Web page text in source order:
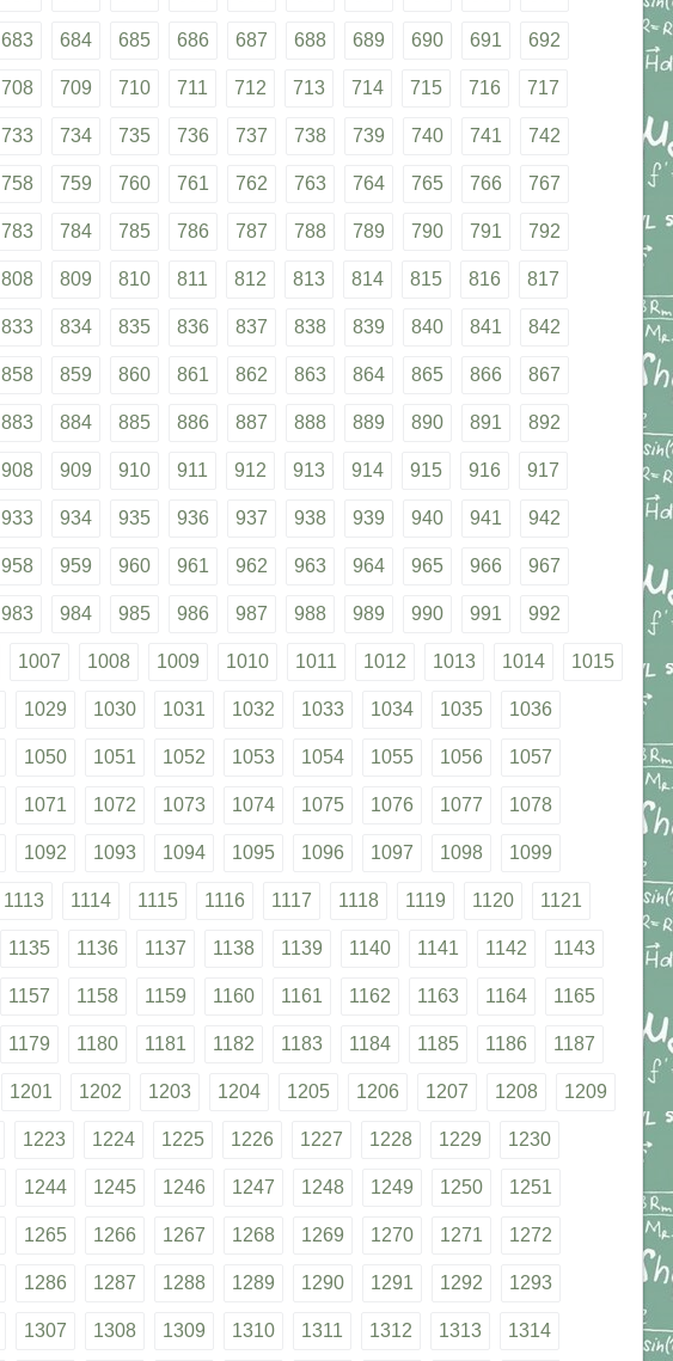
683 684 685 686 687 688 689 690 691 692
708 709 710 711 712 713 714 715 716 717
733 734 735 736 737 738 739 740 741 742
758 759 760 761 762 763 764 765 766 767
783 784 785 786 787 788 789 790 791 792
808 809 810 811 812 813 814 815 816 817
833 834 835 836 837 838 839 840 841 842
858 859 860 861 862 863 864 865 866 867
883 884 885 886 887 888 889 890 891 892
908 909 910 911 912 913 914 915 916 917
933 934 935 936 937 938 939 940 941 942
958 959 960 961 962 963 964 965 966 967
983 984 985 986 987 988 989 990 991 992
1007 1008 1009 1010 1011 1012 1013 1014 1015
1029 1030 1031 1032 1033 1034 1035 1036
1050 1051 1052 1053 1054 1055 1056 1057
1071 1072 1073 1074 1075 1076 1077 1078
1092 1093 1094 1095 1096 1097 1098 1099
1113 1114 1115 1116 1117 1118 1119 1120 1121
1135 1136 1137 1138 1139 1140 1141 1142 1143
1157 1158 1159 1160 1161 1162 1163 1164 1165
1179 1180 1181 1182 1183 1184 1185 1186 1187
1201 1202 1203 1204 1205 1206 1207 1208 1209
1223 1224 1225 1226 1227 1228 1229 1230
1244 1245 1246 1247 1248 1249 1250 1251
1265 1266 1267 1268 1269 1270 1271 1272
1286 1287 1288 1289 1290 1291 1292 1293
1307 1308 1309 1310 1311 1312 1313 1314